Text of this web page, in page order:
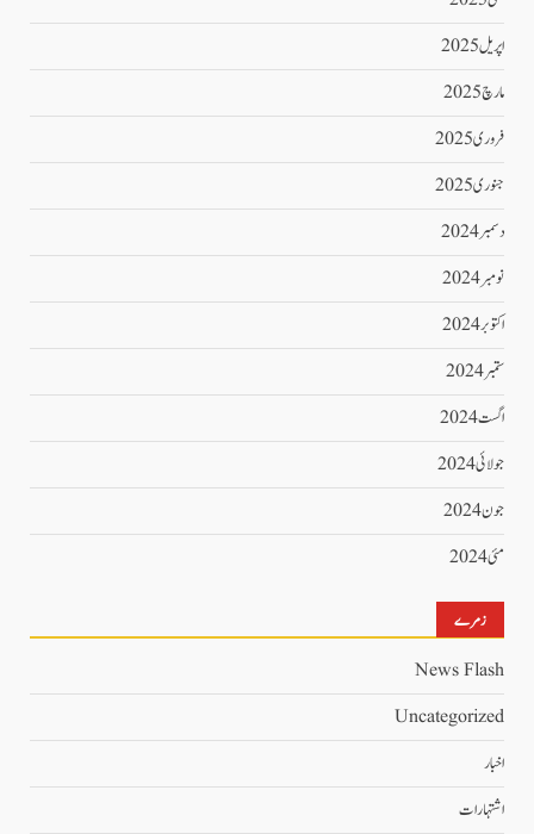
اپریل 2025
مارچ 2025
فروری 2025
جنوری 2025
دسمبر 2024
نومبر 2024
اکتوبر 2024
ستمبر 2024
اگست 2024
جولائی 2024
جون 2024
مئی 2024
زمرے
News Flash
Uncategorized
اخبار
اشتہارات